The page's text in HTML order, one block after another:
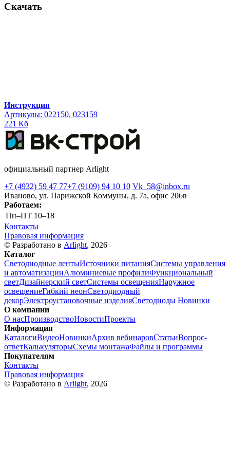
Скачать
Инструкция
Артикулы: 022150, 023159
221 Кб
официальный партнер Arlight
+7 (4932) 59 47 77+7 (9109) 94 10 10 Vk_58@inbox.ru
Иваново, ул. Парижской Коммуны, д. 7а, офис 206в
Работаем:
Пн–ПТ 10–18
Контакты
Правовая информация
© Разработано в Arlight, 2026
Каталог
Светодиодные лентыИсточники питанияСистемы управления
и автоматизацииАлюминиевые профилиФункциональный
светДизайнерский светСистемы освещенияНаружное
освещениеГибкий неонСветодиодный
декорЭлектроустановочные изделияСветодиоды Новинки
О компании
О насПроизводствоНовостиПроекты
Информация
КаталогиВидеоНовинкиАрхив вебинаровСтатьиВопрос-
ответКалькуляторыСхемы монтажаФайлы и программы
Покупателям
Контакты
Правовая информация
© Разработано в Arlight, 2026